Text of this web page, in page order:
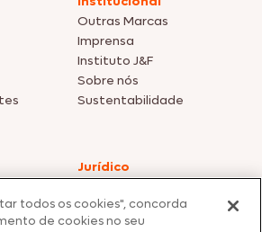
Outras Marcas
Imprensa
Instituto J&F
Sobre nós
Sustentabilidade
Jurídico
Política de privacidade
todos os cookies", concorda
de cookies no seu